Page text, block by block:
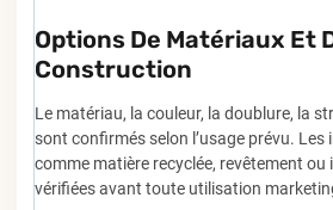
Options De Matériaux Et
Construction
Le matériau, la couleur, la doublure, la
sont confirmés selon l’usage prévu.
comme matière recyclée, revêtement
vérifiées avant toute utilisation